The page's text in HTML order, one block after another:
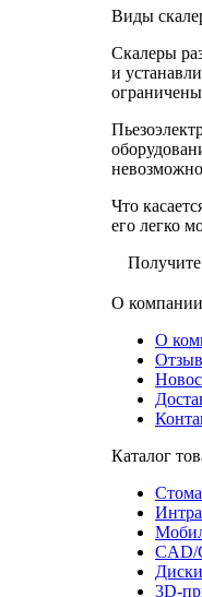
Виды
Скалеры
и
Что
его легко
О компании
О
Каталог
CAD/
3D-